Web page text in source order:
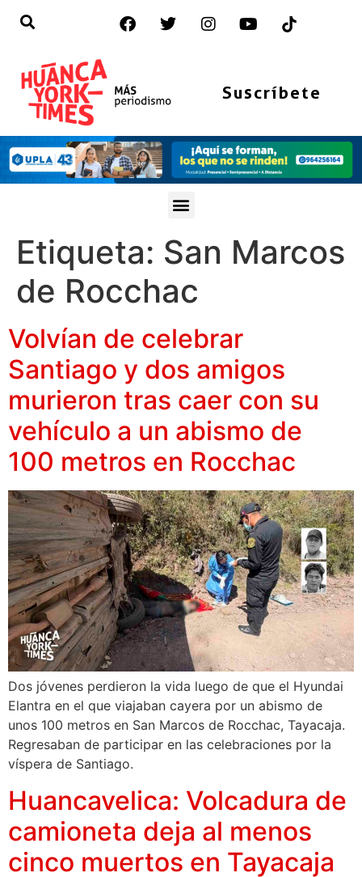
Suscríbete
Etiqueta: San Marcos
de Rocchac
Volvían de celebrar
Santiago y dos amigos
murieron tras caer con su
vehículo a un abismo de
100 metros en Rocchac
Dos jóvenes perdieron la vida luego de que el Hyundai
Elantra en el que viajaban cayera por un abismo de
unos 100 metros en San Marcos de Rocchac, Tayacaja.
Regresaban de participar en las celebraciones por la
víspera de Santiago.
Huancavelica: Volcadura de
camioneta deja al menos
cinco muertos en Tayacaja